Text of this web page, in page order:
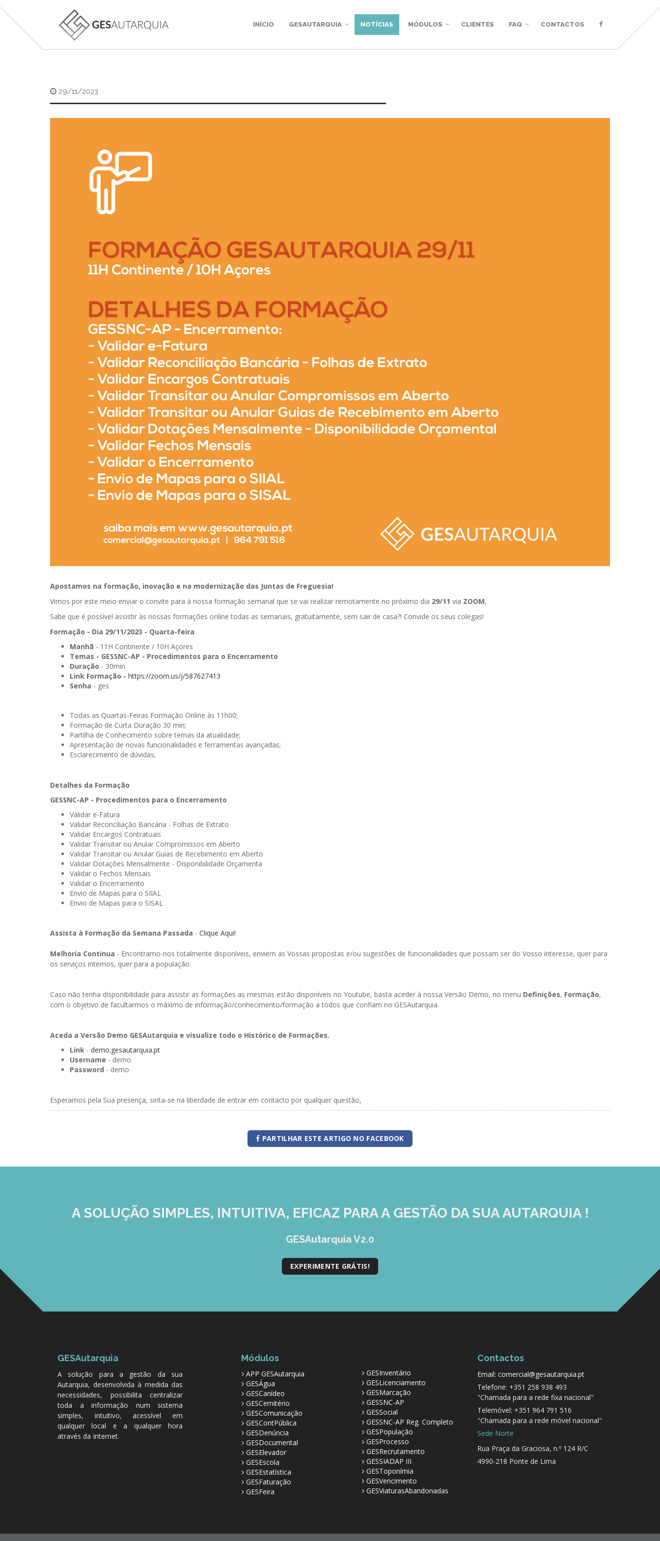
INÍCIO GESAUTARQUIA NOTÍCIAS MÓDULOS CLIENTES FAQ CONTACTOS
29/11/2023
Apostamos na formação, inovação e na modernização das Juntas de Freguesia!
Vimos por este meio enviar o convite para à nossa formação semanal que se vai realizar remotamente no próximo dia 29/11 via ZOOM,
Sabe que é possível assistir às nossas formações online todas as semanais, gratuitamente, sem sair de casa?! Convide os seus colegas!
Formação - Dia 29/11/2023 - Quarta-feira
Manhã - 11H Continente / 10H Açores
Temas - GESSNC-AP - Procedimentos para o Encerramento
Duração - 30min
Link Formação - https://zoom.us/j/587627413
Senha - ges
Todas as Quartas-Feiras Formação Online às 11h00;
Formação de Curta Duração 30 min;
Partilha de Conhecimento sobre temas da atualidade;
Apresentação de novas funcionalidades e ferramentas avançadas;
Esclarecimento de dúvidas;
Detalhes da Formação
GESSNC-AP - Procedimentos para o Encerramento
Validar e-Fatura
Validar Reconciliação Bancária - Folhas de Extrato
Validar Encargos Contratuais
Validar Transitar ou Anular Compromissos em Aberto
Validar Transitar ou Anular Guias de Recebimento em Aberto
Validar Dotações Mensalmente - Disponibilidade Orçamenta
Validar o Fechos Mensais
Validar o Encerramento
Envio de Mapas para o SIIAL
Envio de Mapas para o SISAL
Assista à Formação da Semana Passada - Clique Aqui!
Melhoria Continua - Encontramo-nos totalmente disponíveis, enviem as Vossas propostas e/ou sugestões de funcionalidades que possam ser do Vosso interesse, quer para
os serviços internos, quer para a população.
Caso não tenha disponibilidade para assistir as formações as mesmas estão disponíveis no Youtube, basta aceder à nossa Versão Demo, no menu Definições, Formação,
com o objetivo de facultarmos o máximo de informação/conhecimento/formação a todos que confiam no GESAutarquia.
Aceda a Versão Demo GESAutarquia e visualize todo o Histórico de Formações.
Link - demo.gesautarquia.pt
Username - demo
Password - demo
Esperamos pela Sua presença, sinta-se na liberdade de entrar em contacto por qualquer questão,
PARTILHAR ESTE ARTIGO NO FACEBOOK
A SOLUÇÃO SIMPLES, INTUITIVA, EFICAZ PARA A GESTÃO DA SUA AUTARQUIA !
GESAutarquia V2.0
EXPERIMENTE GRÁTIS!
GESAutarquia
A solução para a gestão da sua
Autarquia, desenvolvida à medida das
necessidades, possibilita centralizar
toda a informação num sistema
simples, intuitivo, acessível em
qualquer local e a qualquer hora
através da Internet.
Módulos
APP GESAutarquia
GESÁgua
GESCanídeo
GESCemitério
GESComunicação
GESContPública
GESDenúncia
GESDocumental
GESElevador
GESEscola
GESEstatística
GESFaturação
GESFeira
GESInventário
GESLicenciamento
GESMarcação
GESSNC-AP
GESSocial
GESSNC-AP Reg. Completo
GESPopulação
GESProcesso
GESRecrutamento
GESSIADAP III
GESToponímia
GESVencimento
GESViaturasAbandonadas
Contactos
Email: comercial@gesautarquia.pt
Telefone: +351 258 938 493
"Chamada para a rede fixa nacional"
Telemóvel: +351 964 791 516
"Chamada para a rede móvel nacional"
Sede Norte
Rua Praça da Graciosa, n.º 124 R/C
4990-218 Ponte de Lima